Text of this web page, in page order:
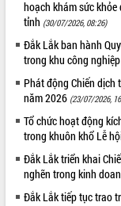
Khám bệnh, cấp phát
và tặng quà người dân xã
Hội nghị UBND tỉnh Đắk
tháng 7/2026
Lễ truy tặng danh hiệu “Bà
Nam Anh hùng” và trao
Lao động
UBND tỉnh Đắk Lắk triển
vụ 6 tháng cuối năm 2026
Kỳ họp thứ Hai, Hội đồng
ALBUM ẢNH
hoạch khám sức
tỉnh (30/07/2026, 08:26)
Đắk Lắk ban hành
trong khu công nghiệp
Phát động Chiến dịch
năm 2026 (23/07/2026,
Tổ chức hoạt động
trong khuôn khổ Lễ
Đắk Lắk triển khai
nghẽn trong kinh
Đắk Lắk tiếp tục trao